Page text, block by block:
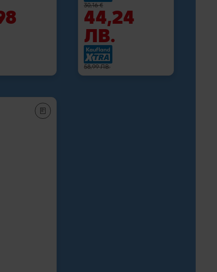
30,16 €
44,24
ЛВ.
58,99 ЛВ.